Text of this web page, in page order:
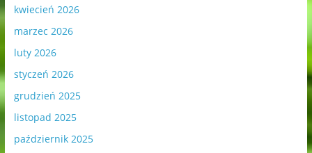
kwiecień 2026
marzec 2026
luty 2026
styczeń 2026
grudzień 2025
listopad 2025
październik 2025